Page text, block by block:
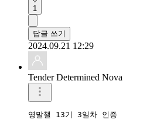
1
답글 쓰기
2024.09.21 12:29
Tender Determined Nova
영말챌 13기 3일차 인증